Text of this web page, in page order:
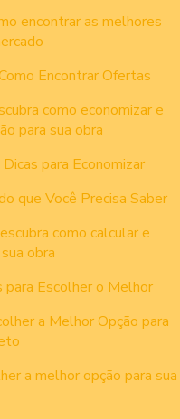
encontrar as melhores
Encontrar Ofertas
como economizar e
para sua obra
para Economizar
que Você Precisa Saber
como calcular e
obra
Escolher o Melhor
a Melhor Opção para
a melhor opção para sua